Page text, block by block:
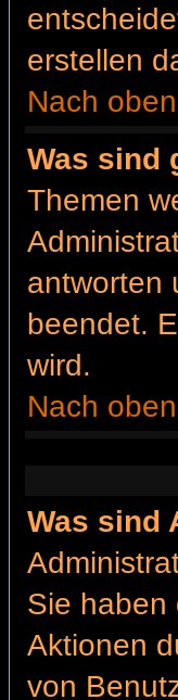
erstellen
Nach oben
Was sind
Themen
antworten
beendet.
wird.
Nach oben
Was sind
Sie haben
Aktionen
von